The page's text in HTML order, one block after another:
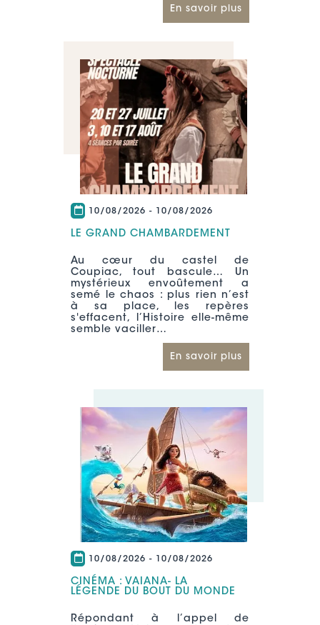
En savoir plus
10/08/2026 - 10/08/2026
LE GRAND CHAMBARDEMENT
Au cœur du castel de
Coupiac, tout bascule… Un
mystérieux envoûtement a
semé le chaos : plus rien n’est
à sa place, les repères
s'effacent, l’Histoire elle-même
semble vaciller…
En savoir plus
10/08/2026 - 10/08/2026
CINÉMA : VAIANA- LA
LÉGENDE DU BOUT DU MONDE
Répondant à l’appel de